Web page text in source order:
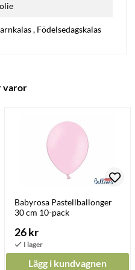
, Födelsedagskalas
varor
Babyrosa Pastellballonger
30 cm 10-pack
26 kr
Lägg i kundvagnen